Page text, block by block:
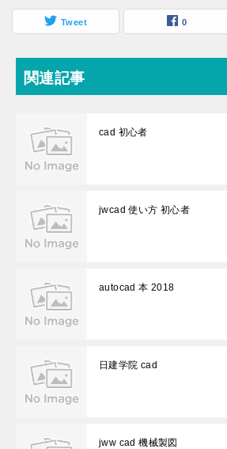
Tweet 0
関連記事
cad 初心者
jwcad 使い方 初心者
autocad 本 2018
日建学院 cad
jww cad 機械製図